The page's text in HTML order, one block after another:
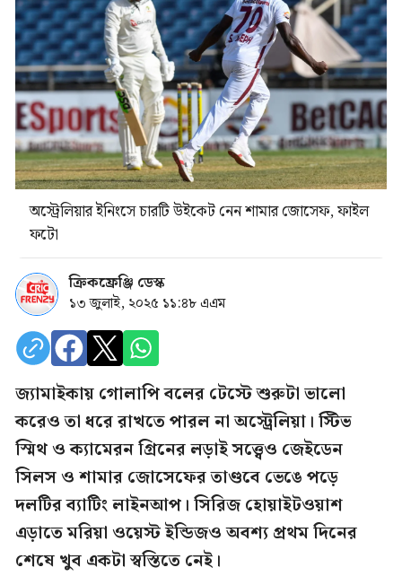
অস্ট্রেলিয়ার ইনিংসে চারটি উইকেট নেন শামার জোসেফ, ফাইল
ফটো
ক্রিকফ্রেঞ্জি ডেস্ক
১৩ জুলাই, ২০২৫ ১১:৪৮ এএম
জ্যামাইকায় গোলাপি বলের টেস্টে শুরুটা ভালো
করেও তা ধরে রাখতে পারল না অস্ট্রেলিয়া। স্টিভ
স্মিথ ও ক্যামেরন গ্রিনের লড়াই সত্ত্বেও জেইডেন
সিলস ও শামার জোসেফের তাণ্ডবে ভেঙে পড়ে
দলটির ব্যাটিং লাইনআপ। সিরিজ হোয়াইটওয়াশ
এড়াতে মরিয়া ওয়েস্ট ইন্ডিজও অবশ্য প্রথম দিনের
শেষে খুব একটা স্বস্তিতে নেই।